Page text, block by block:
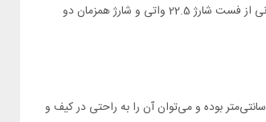
اوریجینال هستند و با استانداردهای بین المللی تطابق دارند. این پاوربانک با ظرفیت 10 هزار میلی‌آمپر ساعت برای استفاده روزمره و طبیعت گردی‌های کوتاه ایده آل بوده و با پشتیبانی از فست شارژ 22.5 واتی و شارژ همزمان دو
بدنه پاوربانک PD-PBFCH060-WH به صورت مکعب مستطیلی طراحی شده اما گوشه‌های آن برای حمل آسان‌تر تیز نیستند و به صورت گرد ساخته شده‌اند. طول دستگاه تنها 12.5 سانتی‌متر بوده و می‌توان آن را به راحتی در کیف و